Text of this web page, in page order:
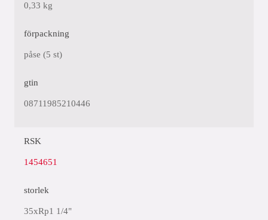
0,33 kg
förpackning
påse (5 st)
gtin
08711985210446
RSK
1454651
storlek
35xRp1 1/4"